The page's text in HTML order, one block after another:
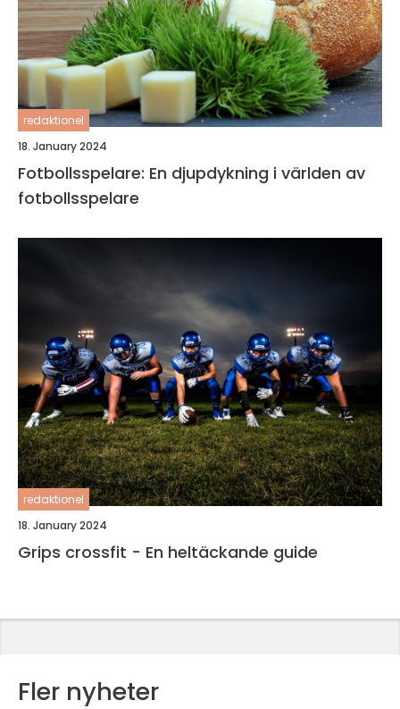
redaktionel
18. January 2024
Fotbollsspelare: En djupdykning i världen av
fotbollsspelare
redaktionel
18. January 2024
Grips crossfit - En heltäckande guide
Fler nyheter